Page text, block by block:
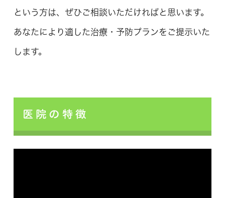
という方は、ぜひご相談いただければと思います。
あなたにより適した治療・予防プランをご提示いた
します。
医院の特徴